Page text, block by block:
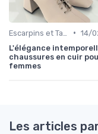
• 14/
L'élégance
chaussures en cuir
femmes
Les articles